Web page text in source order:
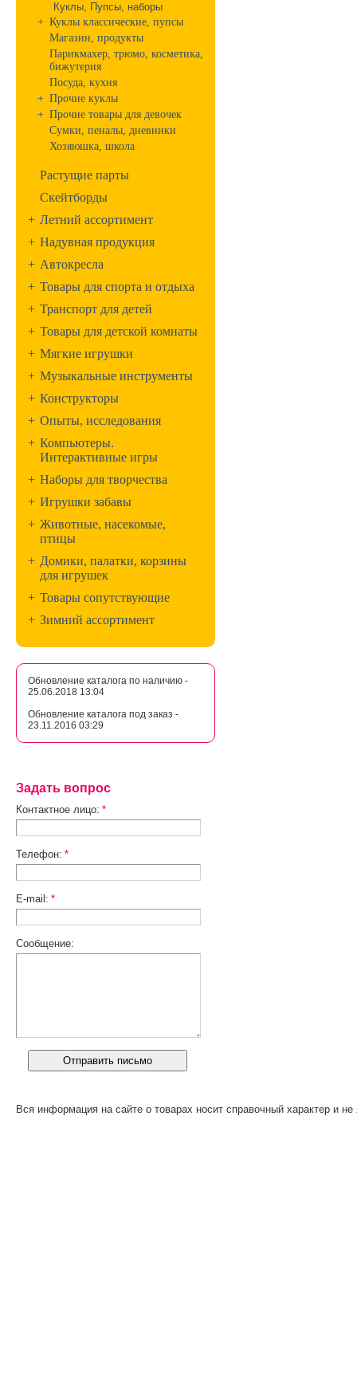
Куклы, Пупсы, наборы
+ Куклы классические, пупсы
Магазин, продукты
Парикмахер, трюмо, косметика,
бижутерия
Посуда, кухня
+ Прочие куклы
+ Прочие товары для девочек
Сумки, пеналы, дневники
Хозяюшка, школа
Растущие парты
Скейтборды
+ Летний ассортимент
+ Надувная продукция
+ Автокресла
+ Товары для спорта и отдыха
+ Транспорт для детей
+ Товары для детской комнаты
+ Мягкие игрушки
+ Музыкальные инструменты
+ Конструкторы
+ Опыты, исследования
+ Компьютеры.
Интерактивные игры
+ Наборы для творчества
+ Игрушки забавы
+ Животные, насекомые,
птицы
+ Домики, палатки, корзины
для игрушек
+ Товары сопутствующие
+ Зимний ассортимент
Обновление каталога по наличию -
25.06.2018 13:04
Обновление каталога под заказ -
23.11.2016 03:29
Задать вопрос
Контактное лицо: *
Телефон: *
E-mail: *
Сообщение:
Вся информация на сайте о товарах носит справочный характер и